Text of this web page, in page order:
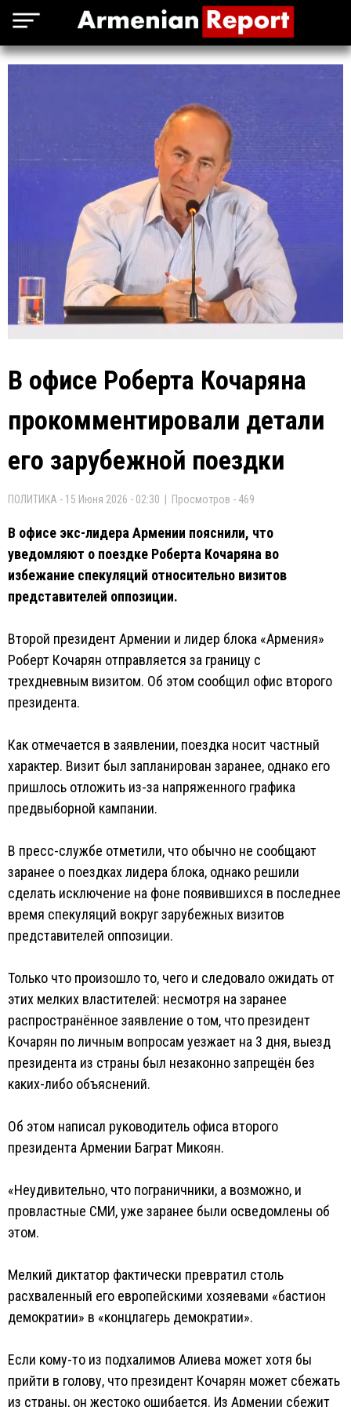
В офисе Роберта Кочаряна
прокомментировали детали
его зарубежной поездки
ПОЛИТИКА - 15 Июня 2026 - 02:30 | Просмотров - 469
В офисе экс-лидера Армении пояснили, что
уведомляют о поездке Роберта Кочаряна во
избежание спекуляций относительно визитов
представителей оппозиции.
Второй президент Армении и лидер блока «Армения»
Роберт Кочарян отправляется за границу с
трехдневным визитом. Об этом сообщил офис второго
президента.
Как отмечается в заявлении, поездка носит частный
характер. Визит был запланирован заранее, однако его
пришлось отложить из-за напряженного графика
предвыборной кампании.
В пресс-службе отметили, что обычно не сообщают
заранее о поездках лидера блока, однако решили
сделать исключение на фоне появившихся в последнее
время спекуляций вокруг зарубежных визитов
представителей оппозиции.
Только что произошло то, чего и следовало ожидать от
этих мелких властителей: несмотря на заранее
распространённое заявление о том, что президент
Кочарян по личным вопросам уезжает на 3 дня, выезд
президента из страны был незаконно запрещён без
каких-либо объяснений.
Об этом написал руководитель офиса второго
президента Армении Баграт Микоян.
«Неудивительно, что пограничники, а возможно, и
провластные СМИ, уже заранее были осведомлены об
этом.
Мелкий диктатор фактически превратил столь
расхваленный его европейскими хозяевами «бастион
демократии» в «концлагерь демократии».
Если кому-то из подхалимов Алиева может хотя бы
прийти в голову, что президент Кочарян может сбежать
из страны, он жестоко ошибается. Из Армении сбежит